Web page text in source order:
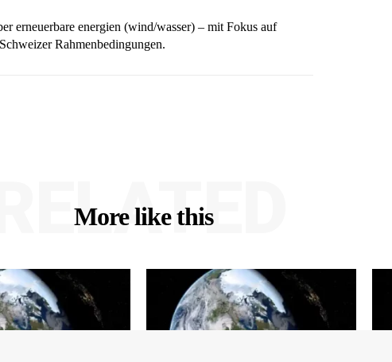
erneuerbare energien (wind/wasser) – mit Fokus auf
Rahmenbedingungen.
More like this
RELATED